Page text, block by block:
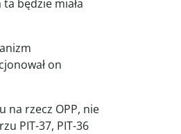
będzie miała
on
na rzecz OPP, nie
PIT-37, PIT-36